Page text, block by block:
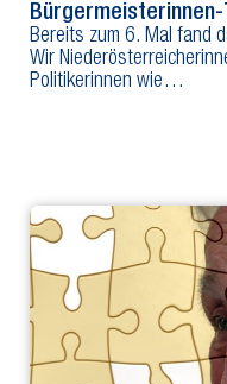
Bereits zum 6. Mal fand
Wir
Politikerinnen wie…